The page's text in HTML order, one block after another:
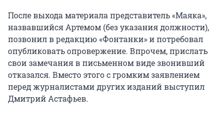
После выхода материала представитель «Маяка»,
назвавшийся Артемом (без указания должности),
позвонил в редакцию «Фонтанки» и потребовал
опубликовать опровержение. Впрочем, прислать
свои замечания в письменном виде звонивший
отказался. Вместо этого с громким заявлением
перед журналистами других изданий выступил
Дмитрий Астафьев.